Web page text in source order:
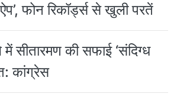
फोन रिकॉर्ड्स से खुली परतें
सीतारमण की सफाई ‘संदिग्ध
कांग्रेस